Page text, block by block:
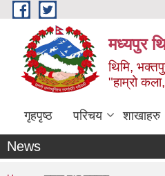
Skip to main content
मध्यपुर
थिमि,
"हाम्रो
गृहपृष्ठ परिचय शाखाहरु
News